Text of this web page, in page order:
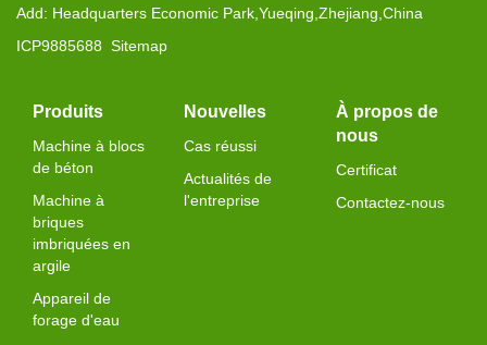
Add: Headquarters Economic Park,Yueqing,Zhejiang,China
ICP9885688 Sitemap
Produits
Machine à blocs
de béton
Machine à
briques
imbriquées en
argile
Appareil de
forage d'eau
Nouvelles
Cas réussi
Actualités de
l'entreprise
À propos de
nous
Certificat
Contactez-nous